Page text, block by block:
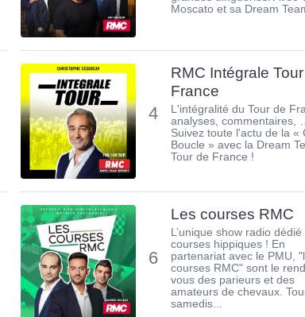
Moscato et sa Dream
4
RMC Intégrale
France
L'intégralité du Tour de
analyses, commentaires,
Suivez toute l'actu de la «
Boucle » avec la Dream
Tour de France !
6
Les courses RMC
L’unique show radio dédié
courses hippiques ! En
partenariat avec le PMU,
courses RMC" sont le
vous des parieurs et des
amateurs de chevaux.
samedis...